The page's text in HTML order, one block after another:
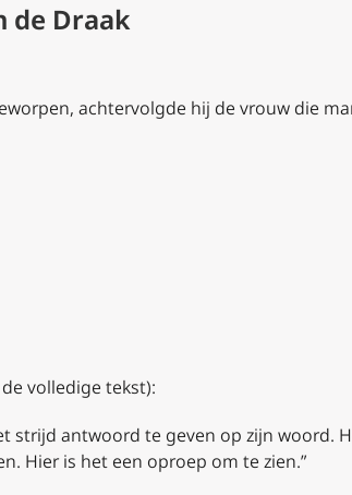
de Draak
achtervolgde hij de vrouw die
volledige tekst):
strijd antwoord te geven op zijn woord.
Hier is het een oproep om te zien.”